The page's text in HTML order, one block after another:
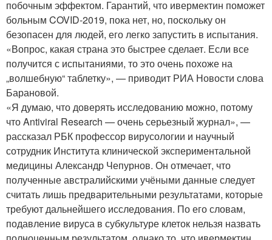
побочным эффектом. Гарантий, что ивермектин поможет
больным COVID-2019, пока нет, но, поскольку он
безопасен для людей, его легко запустить в испытания.
«Вопрос, какая страна это быстрее сделает. Если все
получится с испытаниями, то это очень похоже на
„волшебную“ таблетку», — приводит РИА Новости слова
Барановой.
«Я думаю, что доверять исследованию можно, потому
что Antiviral Research — очень серьезный журнал», —
рассказал РБК профессор вирусологии и научный
сотрудник Института клинической экспериментальной
медицины Александр Чепурнов. Он отмечает, что
полученные австралийскими учёными данные следует
считать лишь предварительными результатами, которые
требуют дальнейшего исследования. По его словам,
подавление вируса в субкультуре клеток нельзя назвать